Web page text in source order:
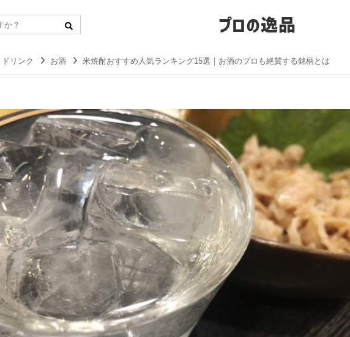
プロの逸品
リンク お酒 米焼酎おすすめ人気ランキング15選｜お酒のプロも絶賛する銘柄とは